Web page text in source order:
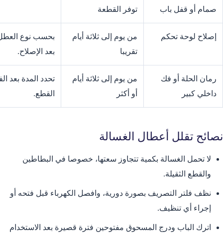
صمام أو قفل باب
توفر القطعة
إصلاح لوحة تحكم
من يوم إلى ثلاثة أيام
تقريبا
بحسب نوع العطل
بعد الإصلاح.
رمان الحلة أو فك
داخلي كبير
من يوم إلى ثلاثة أيام
أو أكثر
تحدد المدة بعد
القطع.
نصائح تقلل أعطال الغسالة
لا تحمل الغسالة بكمية تتجاوز سعتها، خصوصا في البطاطين
والقطع الثقيلة.
نظف فلتر التصريف بصورة دورية، وافصل الكهرباء قبل فتحه أو
إجراء أي تنظيف.
اترك الباب ودرج المسحوق مفتوحين فترة قصيرة بعد الاستخدام